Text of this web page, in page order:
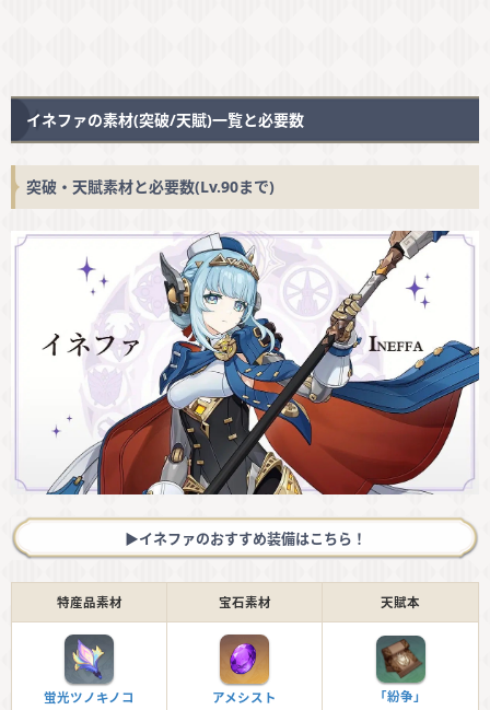
イネファの素材(突破/天賦)一覧と必要数
突破・天賦素材と必要数(Lv.90まで)
▶︎イネファのおすすめ装備はこちら！
特産品素材 宝石素材 天賦本
蛍光ツノキノコ アメシスト 「紛争」